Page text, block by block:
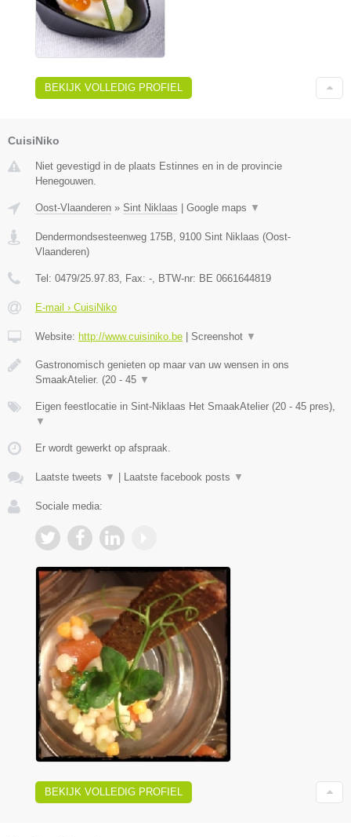
BEKIJK VOLLEDIG PROFIEL
CuisiNiko
Niet gevestigd in de plaats Estinnes en in de provincie
Henegouwen.
Oost-Vlaanderen » Sint Niklaas | Google maps ▼
Dendermondsesteenweg 175B 9100 Sint Niklaas (Oost-
Vlaanderen)
Tel: 0479/25.97.83 , Fax: - , BTW-nr: BE 0661644819
E-mail › CuisiNiko
Website: http://www.cuisiniko.be | Screenshot ▼
Gastronomisch genieten op maar van uw wensen in ons
SmaakAtelier. (20 - 45 ▼
Eigen feestlocatie in Sint-Niklaas Het SmaakAtelier (20 - 45 pres),
▼
Er wordt gewerkt op afspraak.
Laatste tweets ▼ | Laatste facebook posts ▼
Sociale media:
BEKIJK VOLLEDIG PROFIEL